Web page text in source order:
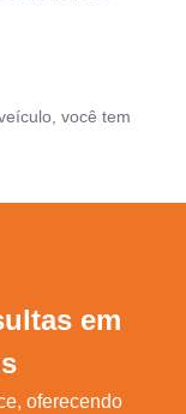
você tem
em
oferecendo